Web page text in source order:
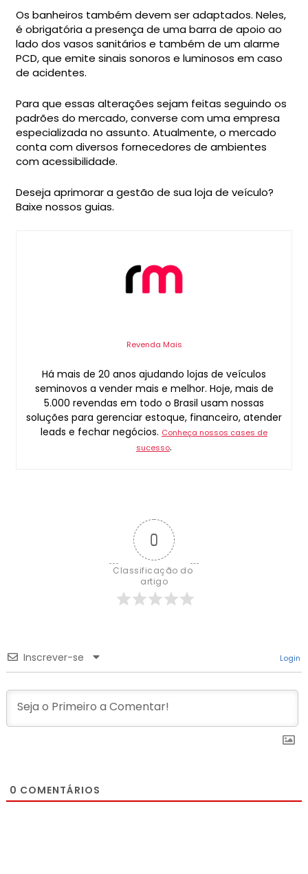
Os banheiros também devem ser adaptados. Neles,
é obrigatória a presença de uma barra de apoio ao
lado dos vasos sanitários e também de um alarme
PCD, que emite sinais sonoros e luminosos em caso
de acidentes.
Para que essas alterações sejam feitas seguindo os
padrões do mercado, converse com uma empresa
especializada no assunto. Atualmente, o mercado
conta com diversos fornecedores de ambientes
com acessibilidade.
Deseja aprimorar a gestão de sua loja de veículo?
Baixe nossos guias.
Revenda Mais
Há mais de 20 anos ajudando lojas de veículos
seminovos a vender mais e melhor. Hoje, mais de
5.000 revendas em todo o Brasil usam nossas
soluções para gerenciar estoque, financeiro, atender
leads e fechar negócios. Conheça nossos cases de
sucesso.
0
Classificação do
artigo
Inscrever-se Login
0 COMENTÁRIOS